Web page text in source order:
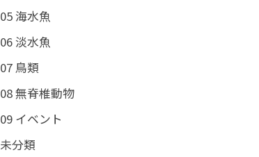
05 海水魚
06 淡水魚
07 鳥類
08 無脊椎動物
09 イベント
未分類